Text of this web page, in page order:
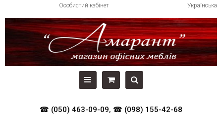
Українська
Особистий кабінет
☎ (050) 463-09-09, ☎ (098) 155-42-68